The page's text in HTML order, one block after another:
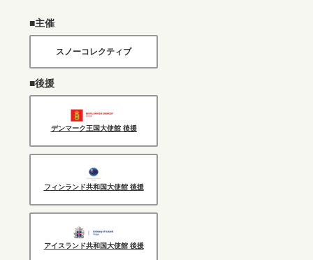
■主催
スノーコレクティブ
■後援
デンマーク王国大使館 後援
フィンランド共和国大使館 後援
アイスランド共和国大使館 後援